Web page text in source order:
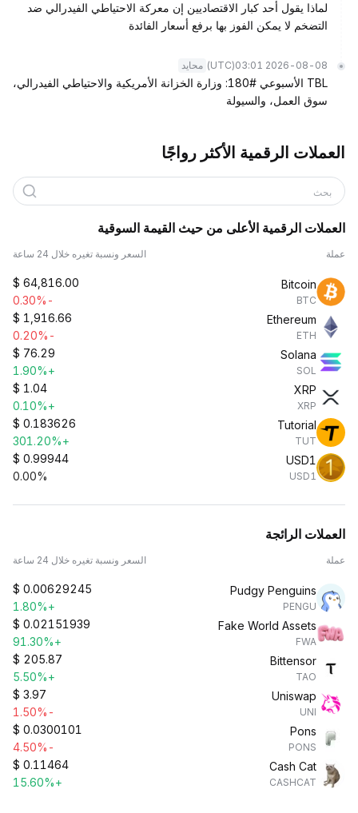
لماذا يقول أحد كبار الاقتصاديين إن معركة الاحتياطي الفيدرالي ضد
التضخم لا يمكن الفوز بها برفع أسعار الفائدة
2026-08-08 03:01
(UTC) محايد
TBL الأسبوعي #180: وزارة الخزانة الأمريكية والاحتياطي الفيدرالي،
سوق العمل، والسيولة
العملات الرقمية الأكثر رواجًا
بحث
العملات الرقمية الأعلى من حيث القيمة السوقية
عملة السعر ونسبة تغيره خلال 24 ساعة
Bitcoin
BTC
$ 64,816.00
-0.30%
Ethereum
ETH
$ 1,916.66
-0.20%
Solana
SOL
$ 76.29
+1.90%
XRP
XRP
$ 1.04
+0.10%
Tutorial
TUT
$ 0.183626
+301.20%
USD1
USD1
$ 0.99944
0.00%
العملات الرائجة
عملة السعر ونسبة تغيره خلال 24 ساعة
Pudgy Penguins
PENGU
$ 0.00629245
+1.80%
Fake World Assets
FWA
$ 0.02151939
+91.30%
Bittensor
TAO
$ 205.87
+5.50%
Uniswap
UNI
$ 3.97
-1.50%
Pons
PONS
$ 0.0300101
-4.50%
Cash Cat
CASHCAT
$ 0.11464
+15.60%